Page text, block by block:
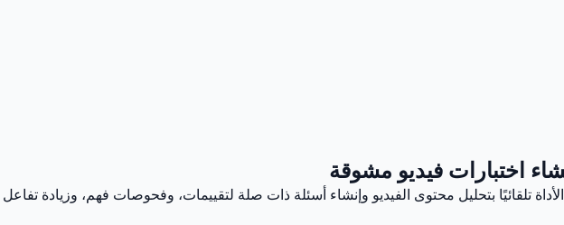
اختبارات فيديو مشوقة
تلقائيًا بتحليل محتوى الفيديو وإنشاء أسئلة ذات صلة لتقييمات، وفحوصات فهم، وزيادة تفاعل